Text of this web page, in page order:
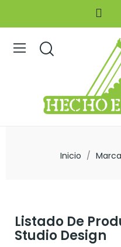
Inicio
Listado De
Studio Design